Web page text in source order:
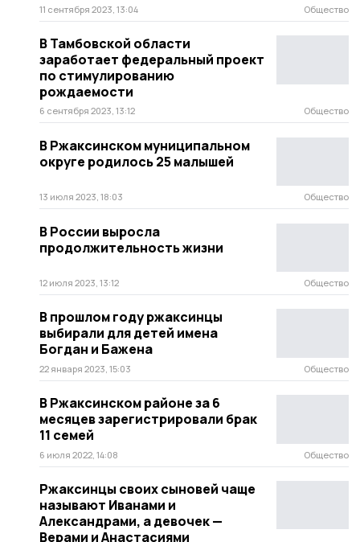
11 сентября 2023, 13:04 Общество
В Тамбовской области
заработает федеральный проект
по стимулированию
рождаемости
6 сентября 2023, 13:12 Общество
В Ржаксинском муниципальном
округе родилось 25 малышей
13 июля 2023, 18:03 Общество
В России выросла
продолжительность жизни
12 июля 2023, 13:12 Общество
В прошлом году ржаксинцы
выбирали для детей имена
Богдан и Бажена
22 января 2023, 15:03 Общество
В Ржаксинском районе за 6
месяцев зарегистрировали брак
11 семей
6 июля 2022, 14:08 Общество
Ржаксинцы своих сыновей чаще
называют Иванами и
Александрами, а девочек —
Верами и Анастасиями